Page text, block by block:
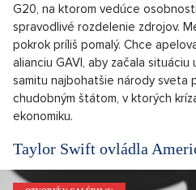
G20, na ktorom vedúce
spravodlivé rozdelenie zdrojov.
pokrok príliš pomalý. Chce
alianciu GAVI, aby začala situáciu
samitu najbohatšie národy sveta
chudobným štátom, v ktorých
ekonomiku.
Taylor Swift ovládla